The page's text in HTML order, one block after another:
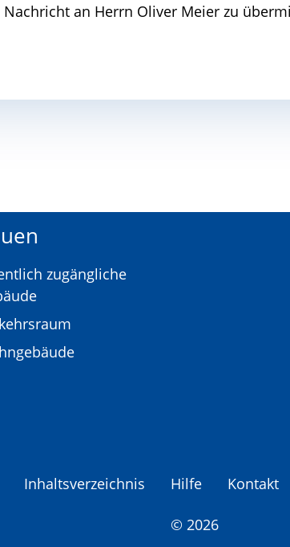
Nachricht an Herrn Oliver Meier zu
zugängliche
Inhaltsverzeichnis Hilfe Kontakt
© 2026